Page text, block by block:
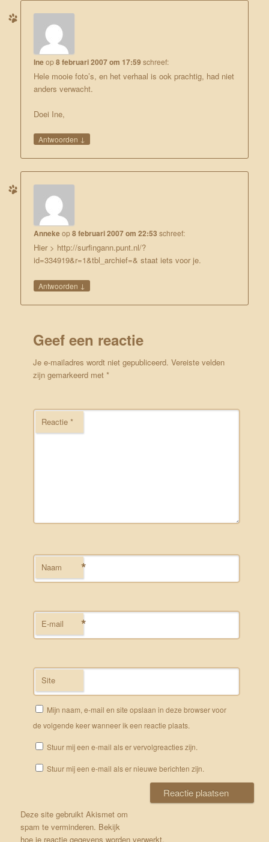
Ineop8 februari 2007 om 17:59 schreef:
Hele mooie foto’s, en het verhaal is ook prachtig, had niet
anders verwacht.
Doei Ine,
Antwoorden ↓
Annekeop8 februari 2007 om 22:53 schreef:
Hier > http://surfingann.punt.nl/?
id=334919&r=1&tbl_archief=& staat iets voor je.
Antwoorden ↓
Geef een reactie
Je e-mailadres wordt niet gepubliceerd. Vereiste velden
zijn gemarkeerd met*
Reactie*
Naam *
E-mail *
Site
Mijn naam, e-mail en site opslaan in deze browser voor
de volgende keer wanneer ik een reactie plaats.
Stuur mij een e-mail als er vervolgreacties zijn.
Stuur mij een e-mail als er nieuwe berichten zijn.
Deze site gebruikt Akismet om
spam te verminderen. Bekijk
hoe je reactie gegevens worden verwerkt.